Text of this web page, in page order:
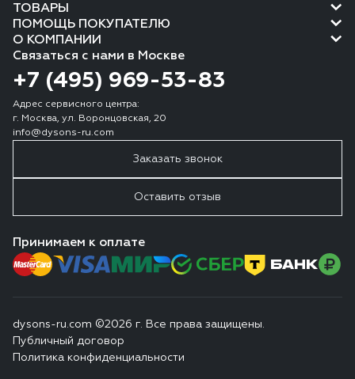
ТОВАРЫ
ПОМОЩЬ ПОКУПАТЕЛЮ
О КОМПАНИИ
Связаться с нами в Москве
+7 (495) 969-53-83
Адрес сервисного центра:
г. Москва, ул. Воронцовская, 20
info@dysons-ru.com
Заказать звонок
Оставить отзыв
Принимаем к оплате
dysons-ru.com ©2026 г. Все права защищены.
Публичный договор
Политика конфиденциальности